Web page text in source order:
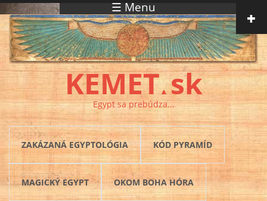
Skočiť na hlavný obsah ☰ Menu
KEMET▲ sk
Egypt sa prebúdza...
ZAKÁZANÁ EGYPTOLÓGIA KÓD PYRAMÍD
MAGICKÝ EGYPT OKOM BOHA HÓRA